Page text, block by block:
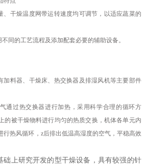
干燥温度网带运转速度均可调节，以适应蔬菜的
的工艺流程及添加配套必要的辅助设备。
料器、干燥床、热交换器及排湿风机等主要部件
过热交换器进行加热，采用科学合理的循环方
的被干燥物料进行均匀的热质交换，机体各单元内
行热风循环，z后排出低温高湿度的空气，平稳高效
础上研究开发的型干燥设备，具有较强的针